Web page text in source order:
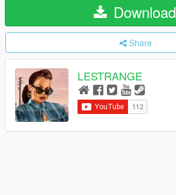
Download
Share
LESTRANGE